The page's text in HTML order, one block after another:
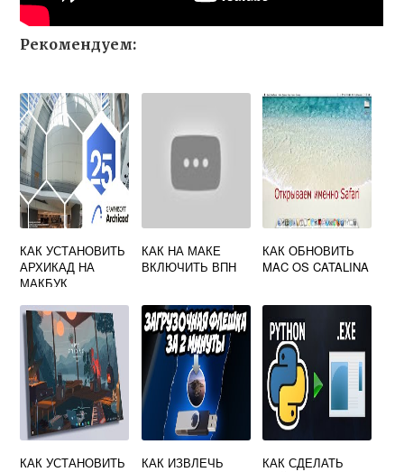
Рекомендуем:
КАК УСТАНОВИТЬ
АРХИКАД НА
МАКБУК
КАК НА МАКЕ
ВКЛЮЧИТЬ ВПН
КАК ОБНОВИТЬ
MAC OS CATALINA
КАК УСТАНОВИТЬ
КАК ИЗВЛЕЧЬ
КАК СДЕЛАТЬ